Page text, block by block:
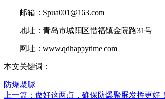
邮箱：Spua001@163.com
地址：青岛市城阳区惜福镇金院路31号
网址：www.qdhappytime.com
本文关键词：
防爆聚脲
上一篇：做好这两点，确保防爆聚脲发挥更好！